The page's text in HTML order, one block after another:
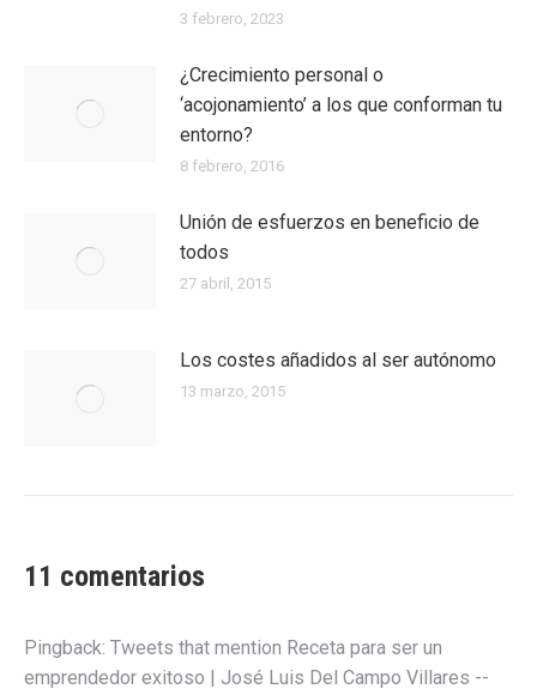
3 febrero, 2023
¿Crecimiento personal o
‘acojonamiento’ a los que conforman tu
entorno?
8 febrero, 2016
Unión de esfuerzos en beneficio de
todos
27 abril, 2015
Los costes añadidos al ser autónomo
13 marzo, 2015
11 comentarios
Pingback: Tweets that mention Receta para ser un
emprendedor exitoso | José Luis Del Campo Villares --